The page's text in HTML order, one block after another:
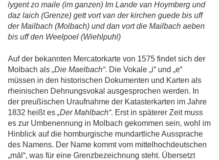
lygent zo maile (im ganzen) Im Lande van Hoymberg und
daz laich (Grenze) gett vort van der kirchen guede bis uff
der Mailbach (Molbach) und dan vort die Mailbach aeben
bis uff den Weelpoel (Wiehlpuhl)
Auf der bekannten Mercatorkarte von 1575 findet sich der
Molbach als „Die Maelbach“. Die Vokale „i“ und „e“
müssen in den historischen Dokumenten und Karten als
rheinischen Dehnungsvokal ausgesprochen werden. In
der preußischen Uraufnahme der Katasterkarten im Jahre
1832 heißt es „Der Mahlbach“. Erst in späterer Zeit muss
es zur Umbenennung in Molbach gekommen sein, wohl im
Hinblick auf die homburgische mundartliche Aussprache
des Namens. Der Name kommt vom mittelhochdeutschen
„māl“, was für eine Grenzbezeichnung steht. Übersetzt